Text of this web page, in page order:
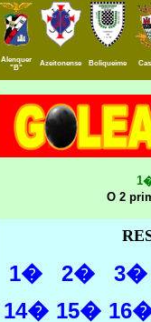
Alenquer
"B"
Azeitonense Boliqueime
O 2
1� 2� 3�
14� 15�